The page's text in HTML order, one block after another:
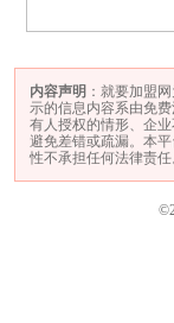
内容声明 ：就要加盟
示的信息内容系由免
有人授权的情形、企
避免差错或疏漏。本
性不承担任何法律责任